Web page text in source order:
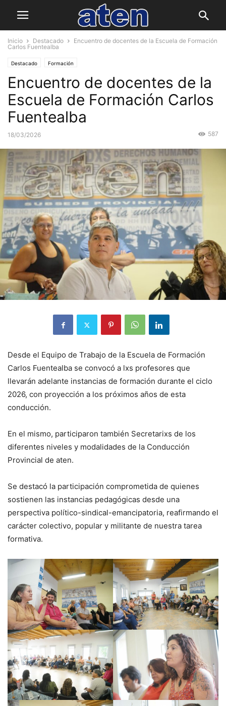
Inicio Destacado
Encuentro de docentes de la Escuela de Formación
Carlos Fuentealba
Destacado Formación
Encuentro de docentes de la
Escuela de Formación Carlos
Fuentealba
18/03/2026 587
Desde el Equipo de Trabajo de la Escuela de Formación
Carlos Fuentealba se convocó a lxs profesores que
llevarán adelante instancias de formación durante el ciclo
2026, con proyección a los próximos años de esta
conducción.
En el mismo, participaron también Secretarixs de los
diferentes niveles y modalidades de la Conducción
Provincial de aten.
Se destacó la participación comprometida de quienes
sostienen las instancias pedagógicas desde una
perspectiva político-sindical-emancipatoria, reafirmando el
carácter colectivo, popular y militante de nuestra tarea
formativa.